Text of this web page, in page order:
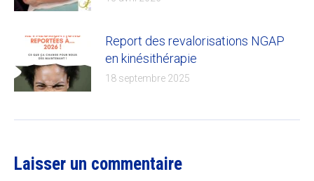
Report des revalorisations NGAP
en kinésithérapie
18 septembre 2025
Laisser un commentaire